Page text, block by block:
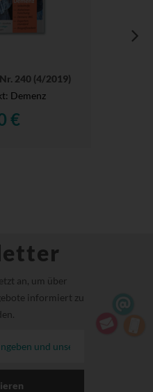
240 (4/2019)
Demenz
€
an, um über
informiert zu